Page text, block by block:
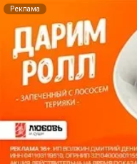
Реклама